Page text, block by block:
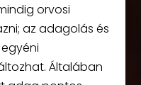
orvosi
az adagolás és
Általában